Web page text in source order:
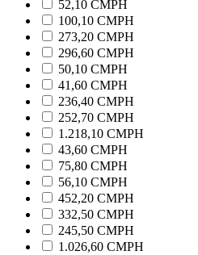
52,10 CMPH
100,10 CMPH
273,20 CMPH
296,60 CMPH
50,10 CMPH
41,60 CMPH
236,40 CMPH
252,70 CMPH
1.218,10 CMPH
43,60 CMPH
75,80 CMPH
56,10 CMPH
452,20 CMPH
332,50 CMPH
245,50 CMPH
1.026,60 CMPH